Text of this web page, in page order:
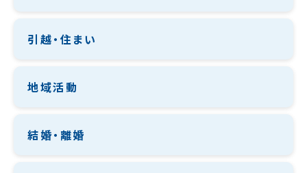
引越・住まい
地域活動
結婚・離婚